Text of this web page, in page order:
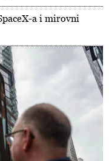
a i mirovni